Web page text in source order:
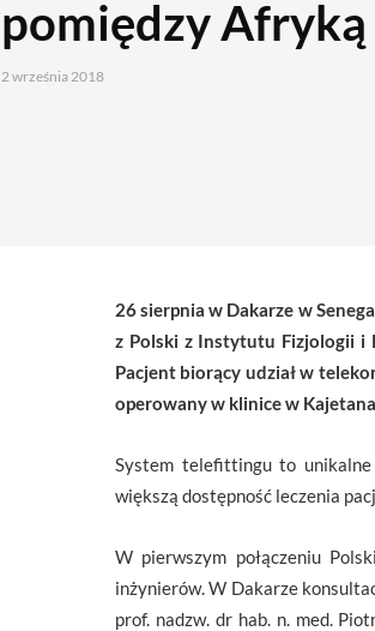
pomiędzy Afryką
2 września 2018
26 sierpnia w Dakarze w
z Polski z Instytutu Fizjologii i
Pacjent biorący udział w
operowany w klinice w
System telefittingu to unikalne
większą dostępność leczenia
W pierwszym połączeniu
inżynierów. W Dakarze
prof. nadzw. dr hab. n. med.